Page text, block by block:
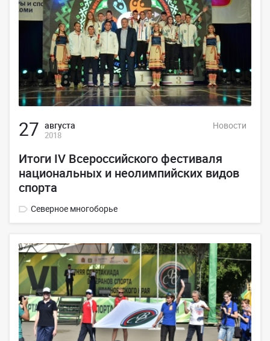
27 августа
2018
Новости
Итоги IV Всероссийского фестиваля
национальных и неолимпийских видов
спорта
Северное многоборье